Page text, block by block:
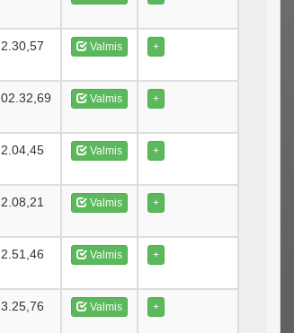
2.30,57 Valmis +
02.32,69 Valmis +
2.04,45 Valmis +
2.08,21 Valmis +
2.51,46 Valmis +
3.25,76 Valmis +